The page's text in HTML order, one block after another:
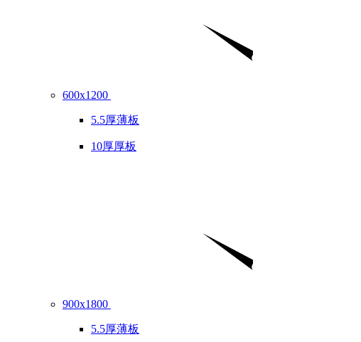
600x1200
5.5厚薄板
10厚厚板
900x1800
5.5厚薄板